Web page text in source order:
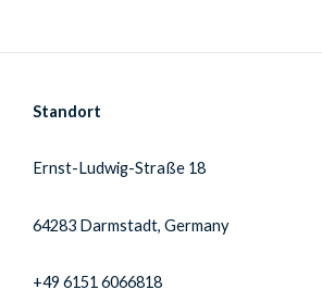
Standort
Ernst-Ludwig-Straße 18
64283 Darmstadt, Germany
+49 6151 6066818